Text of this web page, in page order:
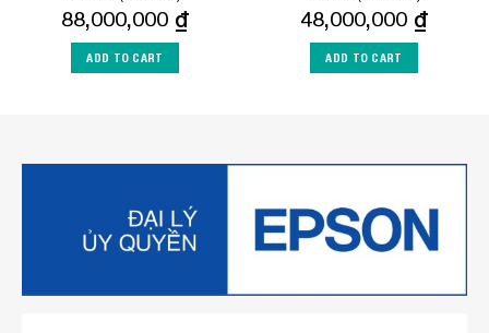
88,000,000 ₫
ADD TO CART
48,000,000 ₫
ADD TO CART